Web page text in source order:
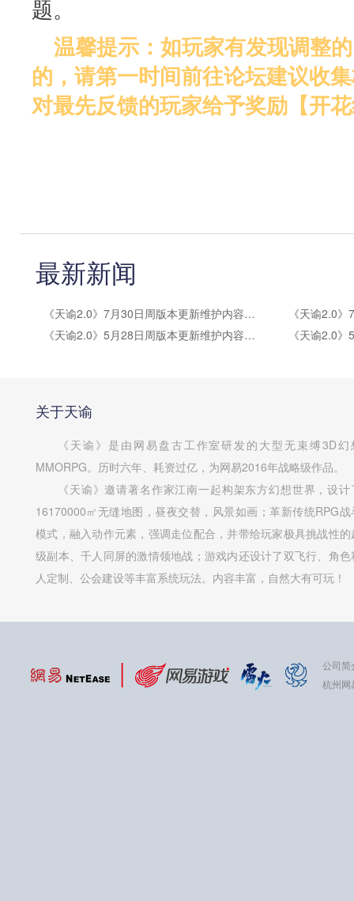
题。
温馨提示：如玩家有发现调整
的，请第一时间前往论坛建议收
对最先反馈的玩家给予奖励【开
最新新闻
《天谕2.0》7月30日周版本更新维护内容公告
《天谕2.0》5月28日周版本更新维护内容公告
关于天谕
《天谕》是由网易盘古工作室研发的大型无束缚3D幻
MMORPG。历时六年、耗资过亿，为网易2016年战略级作品。
《天谕》邀请著名作家江南一起构架东方幻想世界，设计
16170000㎡无缝地图，昼夜交替，风景如画；革新传统RPG战
模式，融入动作元素，强调走位配合，并带给玩家极具挑战性的
级副本、千人同屏的激情领地战；游戏内还设计了双飞行、角色
人定制、公会建设等丰富系统玩法。内容丰富，自然大有可玩！
公司简
杭州